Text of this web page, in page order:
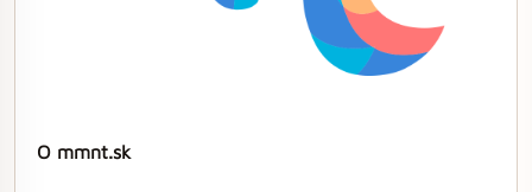
O mmnt.sk